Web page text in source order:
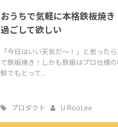
おうちで気軽に本格鉄板焼
過ごして欲しい
「今日はいい天気だ～！」と思った
で鉄板焼き！しかも鉄板はプロ仕様
鮮でもとって...
プロダクト U RooLee